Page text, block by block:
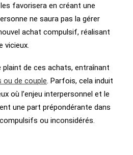
favorisera en créant une
ne saura pas la gérer
achat compulsif, réalisant
vicieux.
plaint de ces achats, entraînant
ou de couple. Parfois, cela induit
où l’enjeu interpersonnel et le
une part prépondérante dans
ou inconsidérés.